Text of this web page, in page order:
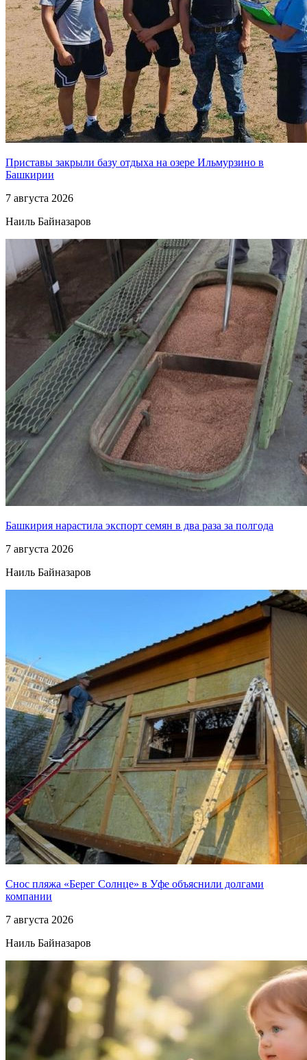
Приставы закрыли базу отдыха на озере Ильмурзино в
Башкирии
7 августа 2026
Наиль Байназаров
Башкирия нарастила экспорт семян в два раза за полгода
7 августа 2026
Наиль Байназаров
Снос пляжа «Берег Солнце» в Уфе объяснили долгами
компании
7 августа 2026
Наиль Байназаров